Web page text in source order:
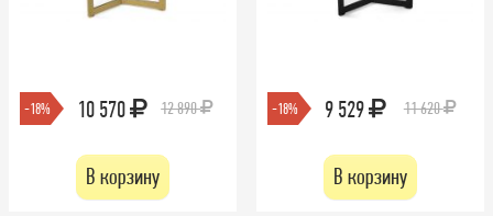
-18% 10 570 12 890
В корзину
-18% 9 529 11 620
В корзину